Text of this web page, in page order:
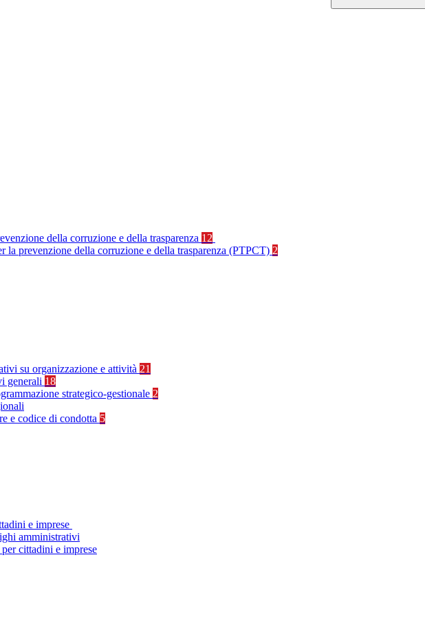
della corruzione e della trasparenza 12
la prevenzione della corruzione e della trasparenza (PTPCT) 2
su organizzazione e attività 21
generali 18
strategico-gestionale 2
e codice di condotta 5
e imprese
amministrativi
cittadini e imprese